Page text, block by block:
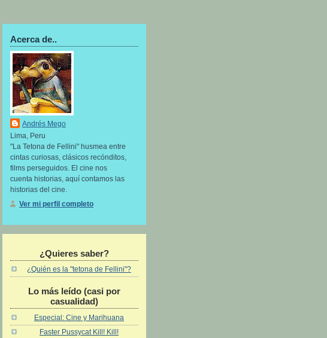
Acerca de..
Andrés Mego
Lima, Peru
"La Tetona de Fellini" husmea entre
cintas curiosas, clásicos recónditos,
films perseguidos. El cine nos
cuenta historias, aquí contamos las
historias del cine.
Ver mi perfil completo
¿Quieres saber?
¿Quién es la "tetona de Fellini"?
Lo más leí­do (casi por
casualidad)
Especial: Cine y Marihuana
Faster Pussycat Kill! Kill!